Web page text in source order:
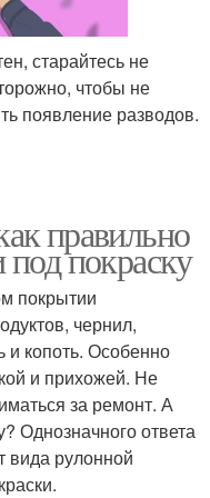
старайтесь не
чтобы не
появление разводов.
правильно
покраску
покрытии
чернил,
и копоть. Особенно
и прихожей. Не
за ремонт. А
Однозначного ответа
вида рулонной